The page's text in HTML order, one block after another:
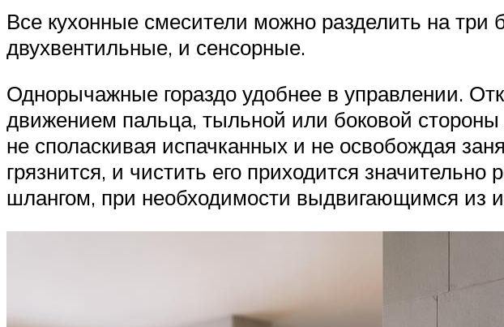
Все кухонные смесители можно разделить на
двухвентильные, и сенсорные.
Однорычажные гораздо удобнее в управлении.
движением пальца, тыльной или боковой
не споласкивая испачканных и не освобождая
грязнится, и чистить его приходится
шлангом, при необходимости выдвигающимся из